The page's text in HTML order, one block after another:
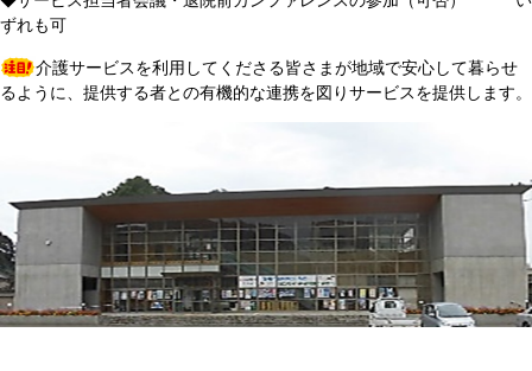
ずれも可
介護サービスを利用してくださる皆さまが地域で安心して暮らせ
るように、提供する者との有機的な連携を図りサービスを提供します。